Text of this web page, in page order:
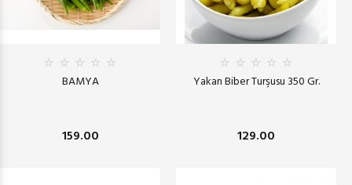
BAMYA
159.00
Yakan Biber Turşusu 350 Gr.
129.00